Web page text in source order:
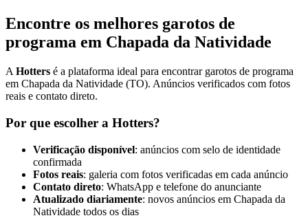
Encontre os melhores garotos de
programa em Chapada da Natividade
A Hotters é a plataforma ideal para encontrar garotos de programa
em Chapada da Natividade (TO). Anúncios verificados com fotos
reais e contato direto.
Por que escolher a Hotters?
Verificação disponível: anúncios com selo de identidade
confirmada
Fotos reais: galeria com fotos verificadas em cada anúncio
Contato direto: WhatsApp e telefone do anunciante
Atualizado diariamente: novos anúncios em Chapada da
Natividade todos os dias